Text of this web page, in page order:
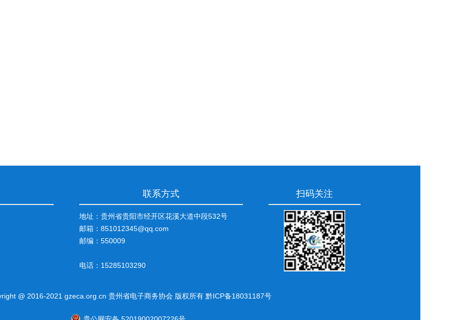
联系方式
地址：贵州省贵阳市经开区花溪大道中段532号
邮箱：851012345@qq.com
邮编：550009
电话：15285103290
扫码关注
@ 2016-2021 gzeca.org.cn 贵州省电子商务协会 版权所有 黔ICP备18031187号